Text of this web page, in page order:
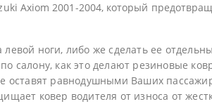
Axiom 2001-2004, который
ноги, либо же сделать ее
салону, как это делают резиновые
оставят равнодушными Ваших
ковер водителя от износа от